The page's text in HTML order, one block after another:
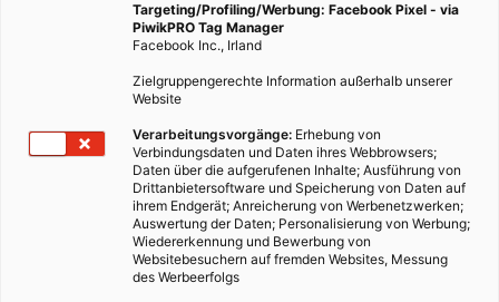
Kontakt
Targeting/Profiling/Werbung: Facebook Pixel - via
PiwikPRO Tag Manager
Facebook Inc., Irland
Zielgruppengerechte Information außerhalb unserer
Website
Verarbeitungsvorgänge: Erhebung von
Verbindungsdaten und Daten ihres Webbrowsers;
Daten über die aufgerufenen Inhalte; Ausführung von
Drittanbietersoftware und Speicherung von Daten auf
ihrem Endgerät; Anreicherung von Werbenetzwerken;
Auswertung der Daten; Personalisierung von Werbung;
Wiedererkennung und Bewerbung von
Websitebesuchern auf fremden Websites, Messung
des Werbeerfolgs